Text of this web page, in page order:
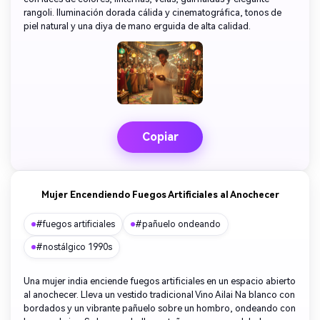
rangoli. Iluminación dorada cálida y cinematográfica, tonos de
piel natural y una diya de mano erguida de alta calidad.
Copiar
Mujer Encendiendo Fuegos Artificiales al Anochecer
#fuegos artificiales #pañuelo ondeando
#nostálgico 1990s
Una mujer india enciende fuegos artificiales en un espacio abierto
al anochecer. Lleva un vestido tradicional Vino Ailai Na blanco con
bordados y un vibrante pañuelo sobre un hombro, ondeando con